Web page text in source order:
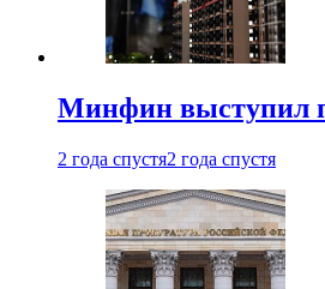
Минфин выступил
2 года спустя2 года спустя